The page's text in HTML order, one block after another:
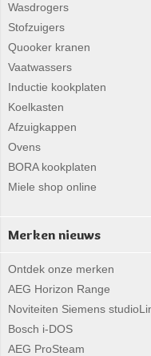
Wasdrogers
Stofzuigers
Quooker kranen
Vaatwassers
Inductie kookplaten
Koelkasten
Afzuigkappen
Ovens
BORA kookplaten
Miele shop online
Merken nieuws
Ontdek onze merken
AEG Horizon Range
Noviteiten Siemens
Bosch i-DOS
AEG ProSteam